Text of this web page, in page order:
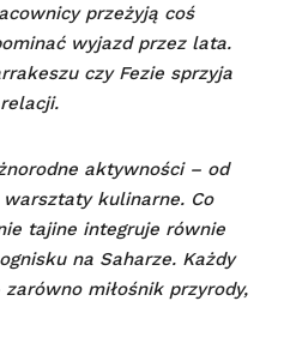
przeżyją coś
wyjazd przez lata.
czy Fezie sprzyja
aktywności – od
kulinarne. Co
tajine integruje równie
na Saharze. Każdy
miłośnik przyrody,